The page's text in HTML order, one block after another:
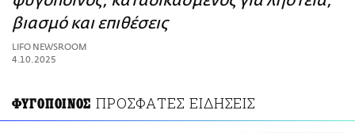
ΑΜΠΑ
PRINT
βιασμό και επιθέσεις
LIFO NEWSROOM
4.10.2025
ΦΥΓΟΠΟΙΝΟΣ ΠΡΟΣΦΑΤΕΣ ΕΙΔΗΣΕΙΣ